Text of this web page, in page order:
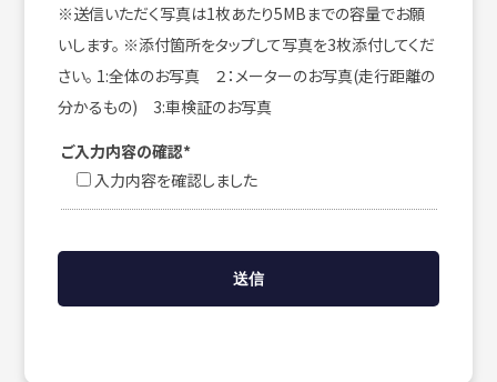
※送信いただく写真は1枚あたり5MBまでの容量でお願
いします。 ※添付箇所をタップして写真を3枚添付してくだ
さい。 1:全体のお写真 ２：メーターのお写真(走行距離の
分かるもの) 3:車検証のお写真
ご入力内容の確認*
入力内容を確認しました